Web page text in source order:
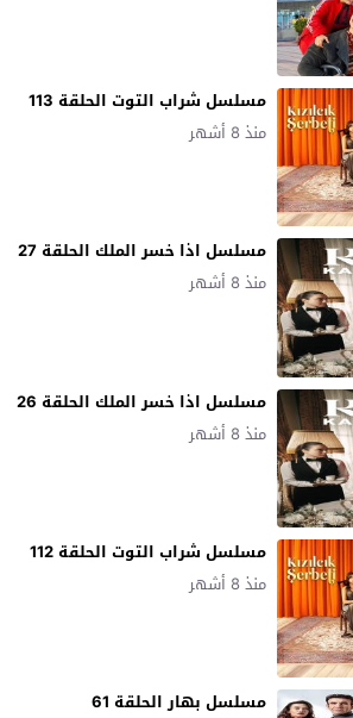
مسلسل شراب التوت الحلقة 113
منذ 8 أشهر
مسلسل اذا خسر الملك الحلقة 27
منذ 8 أشهر
مسلسل اذا خسر الملك الحلقة 26
منذ 8 أشهر
مسلسل شراب التوت الحلقة 112
منذ 8 أشهر
مسلسل بهار الحلقة 61